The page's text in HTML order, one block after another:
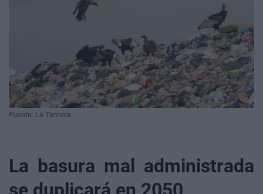
Fuente: La Tercera
La basura mal administrada